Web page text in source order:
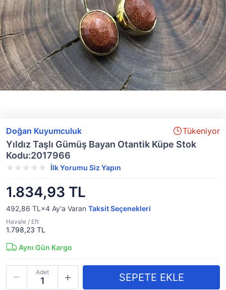
Doğan Kuyumculuk Tükeniyor
Yıldız Taşlı Gümüş Bayan Otantik Küpe Stok
Kodu:2017966
İlk Yorumu Siz Yapın
1.834,93 TL
492,86 TL×4 Ay'a Varan Taksit Seçenekleri
Havale / Eft
1.798,23 TL
Aynı Gün Kargo
Adet